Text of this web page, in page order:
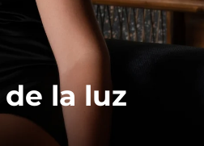
la luz